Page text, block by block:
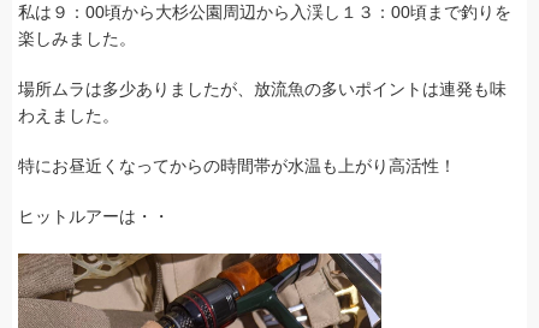
私は９：00頃から大杉公園周辺から入渓し１３：00頃まで釣りを
楽しみました。
場所ムラは多少ありましたが、放流魚の多いポイントは連発も味
わえました。
特にお昼近くなってからの時間帯が水温も上がり高活性！
ヒットルアーは・・